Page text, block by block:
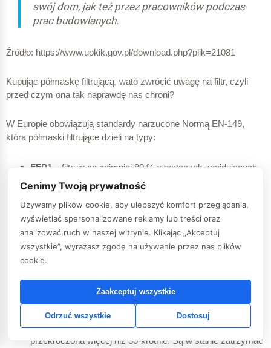
swój dom, jak też przez pracowników podczas
prac budowlanych.
Źródło: https://www.uokik.gov.pl/download.php?plik=21081
Kupując półmaskę filtrującą, wato zwrócić uwagę na filtr, czyli
przed czym ona tak naprawdę nas chroni?
W Europie obowiązują standardy narzucone Normą EN-149,
która półmaski filtrujące dzieli na typy:
FFP1
– filtrują co najmniej 80 % cząsteczek znajdujących
się w powietrzu do wielkości 0,6 μm. Można je stosować,
jeśli wartość graniczna narażenia w miejscu pracy nie jest
przekroczona więcej niż 4-krotnie.
FFP2– filtrują co najmniej 94 % cząsteczek znajdujących
się w powietrzu do wielkości 0,6 μm. Można je stosować,
jeśli wartość graniczna narażenia w miejscu pracy nie jest
przekroczona więcej niż 10-krotnie.
– filtrują co najmniej 99 % cząsteczek znajdujących
się w powietrzu do wielkości 0,6 μm. Można je stosować,
jeśli wartość graniczna narażenia w miejscu pracy nie jest
przekroczona więcej niż 30-krotnie. Są w stanie zatrzymać
Cenimy Twoją prywatność
Używamy plików cookie, aby ulepszyć komfort przeglądania,
wyświetlać spersonalizowane reklamy lub treści oraz
analizować ruch w naszej witrynie. Klikając „Akceptuj
wszystkie”, wyrażasz zgodę na używanie przez nas plików
cookie.
Zaakceptuj wszystkie
Odrzuć wszystkie Dostosuj